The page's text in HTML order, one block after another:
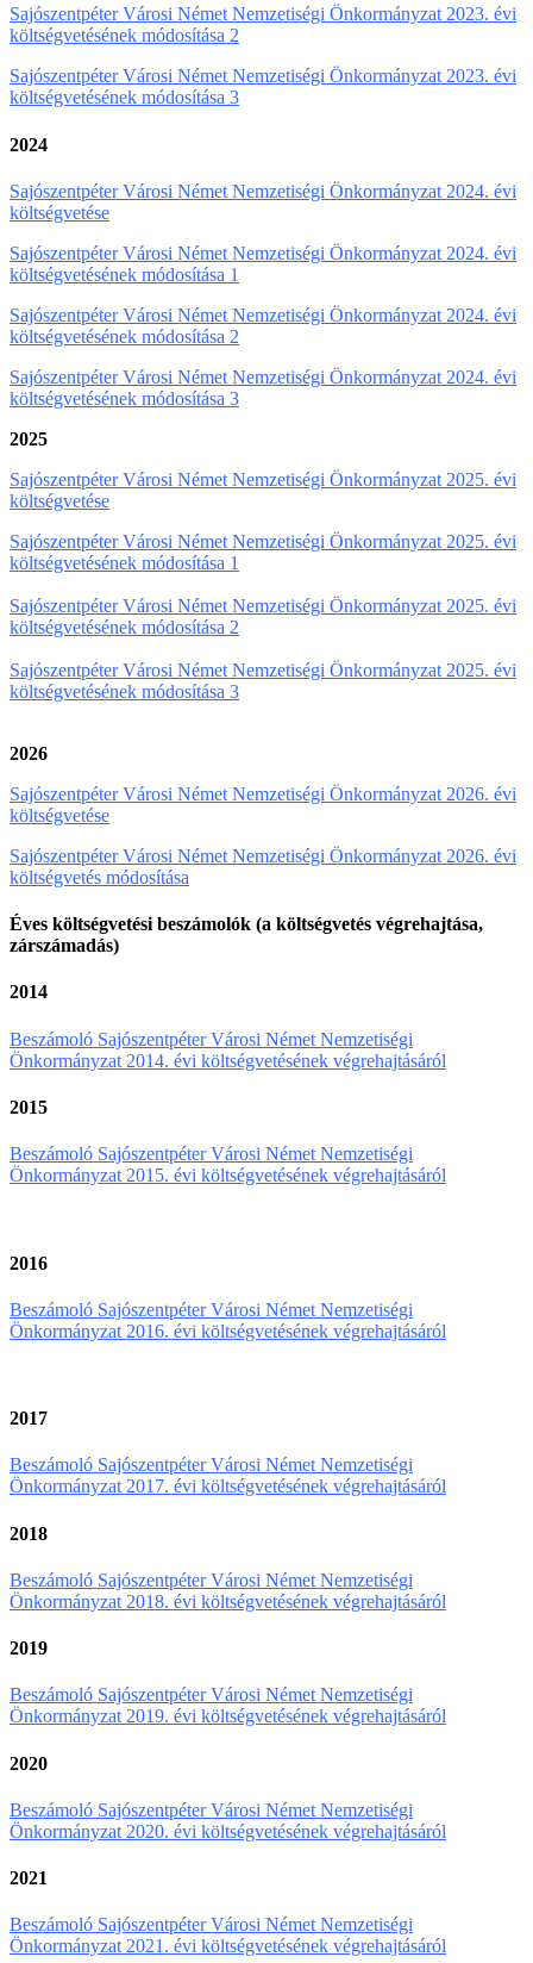
Sajószentpéter Városi Német Nemzetiségi Önkormányzat 2023. évi
költségvetésének módosítása 2
Sajószentpéter Városi Német Nemzetiségi Önkormányzat 2023. évi
költségvetésének módosítása 3
2024
Sajószentpéter Városi Német Nemzetiségi Önkormányzat 2024. évi
költségvetése
Sajószentpéter Városi Német Nemzetiségi Önkormányzat 2024. évi
költségvetésének módosítása 1
Sajószentpéter Városi Német Nemzetiségi Önkormányzat 2024. évi
költségvetésének módosítása 2
Sajószentpéter Városi Német Nemzetiségi Önkormányzat 2024. évi
költségvetésének módosítása 3
2025
Sajószentpéter Városi Német Nemzetiségi Önkormányzat 2025. évi
költségvetése
Sajószentpéter Városi Német Nemzetiségi Önkormányzat 2025. évi
költségvetésének módosítása 1
Sajószentpéter Városi Német Nemzetiségi Önkormányzat 2025. évi
költségvetésének módosítása 2
Sajószentpéter Városi Német Nemzetiségi Önkormányzat 2025. évi
költségvetésének módosítása 3
2026
Sajószentpéter Városi Német Nemzetiségi Önkormányzat 2026. évi
költségvetése
Sajószentpéter Városi Német Nemzetiségi Önkormányzat 2026. évi
költségvetés módosítása
Éves költségvetési beszámolók (a költségvetés végrehajtása,
zárszámadás)
2014
Beszámoló Sajószentpéter Városi Német Nemzetiségi
Önkormányzat 2014. évi költségvetésének végrehajtásáról
2015
Beszámoló Sajószentpéter Városi Német Nemzetiségi
Önkormányzat 2015. évi költségvetésének végrehajtásáról
2016
Beszámoló Sajószentpéter Városi Német Nemzetiségi
Önkormányzat 2016. évi költségvetésének végrehajtásáról
2017
Beszámoló Sajószentpéter Városi Német Nemzetiségi
Önkormányzat 2017. évi költségvetésének végrehajtásáról
2018
Beszámoló Sajószentpéter Városi Német Nemzetiségi
Önkormányzat 2018. évi költségvetésének végrehajtásáról
2019
Beszámoló Sajószentpéter Városi Német Nemzetiségi
Önkormányzat 2019. évi költségvetésének végrehajtásáról
2020
Beszámoló Sajószentpéter Városi Német Nemzetiségi
Önkormányzat 2020. évi költségvetésének végrehajtásáról
2021
Beszámoló Sajószentpéter Városi Német Nemzetiségi
Önkormányzat 2021. évi költségvetésének végrehajtásáról